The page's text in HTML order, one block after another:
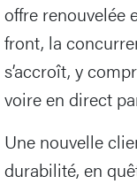
offre renouvelée
front, la
s’accroît, y
voire en direct
Une nouvelle
durabilité, en